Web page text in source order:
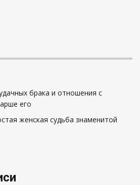
брака и отношения с
его
женская судьба знаменитой